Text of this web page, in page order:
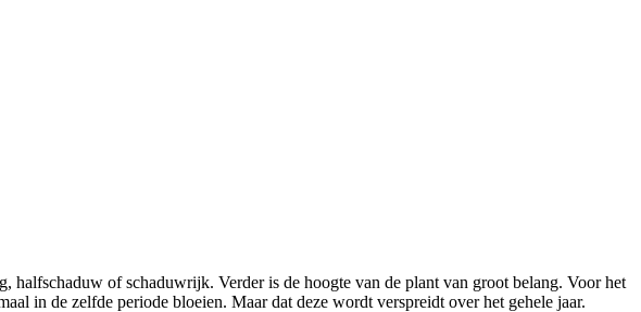
halfschaduw of schaduwrijk. Verder is de hoogte van de plant van groot belang. Voor het
in de zelfde periode bloeien. Maar dat deze wordt verspreidt over het gehele jaar.